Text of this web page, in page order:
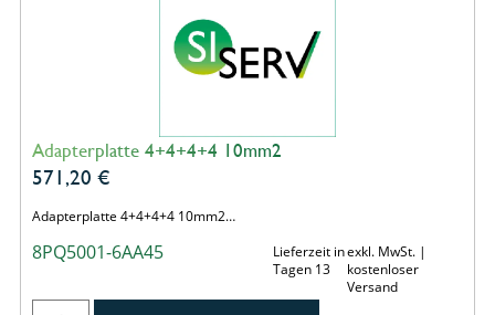
Adapterplatte 4+4+4+4 10mm2
571,20 €
Adapterplatte 4+4+4+4 10mm2…
8PQ5001-6AA45
Lieferzeit in
Tagen 13
exkl. MwSt. |
kostenloser
Versand